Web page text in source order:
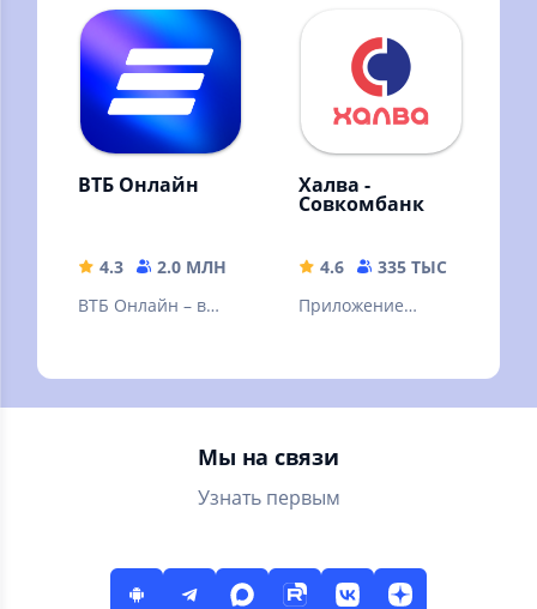
ВТБ Онлайн
4.3 2.0 МЛН
185.53 MB
ВТБ Онлайн – в
версии Markswebb
Халва -
Совкомбанк
4.6 335 ТЫС
Приложение
банковский офис
на экране
Мы на связи
Узнать первым